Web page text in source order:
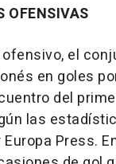
OFENSIVAS
el
en goles
del
las
Press.